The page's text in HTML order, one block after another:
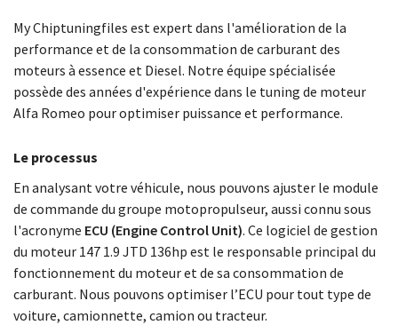
My Chiptuningfiles est expert dans l'amélioration de la
performance et de la consommation de carburant des
moteurs à essence et Diesel. Notre équipe spécialisée
possède des années d'expérience dans le tuning de moteur
Alfa Romeo pour optimiser puissance et performance.
Le processus
En analysant votre véhicule, nous pouvons ajuster le module
de commande du groupe motopropulseur, aussi connu sous
l'acronyme ECU (Engine Control Unit). Ce logiciel de gestion
du moteur 147 1.9 JTD 136hp est le responsable principal du
fonctionnement du moteur et de sa consommation de
carburant. Nous pouvons optimiser l’ECU pour tout type de
voiture, camionnette, camion ou tracteur.